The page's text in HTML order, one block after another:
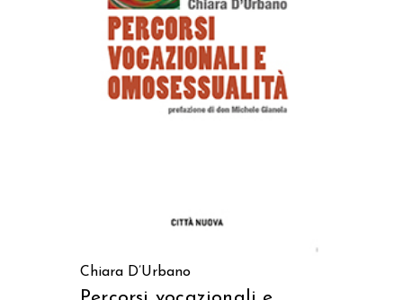
AGGIUNGI AL CARRELLO
Chiara D’Urbano